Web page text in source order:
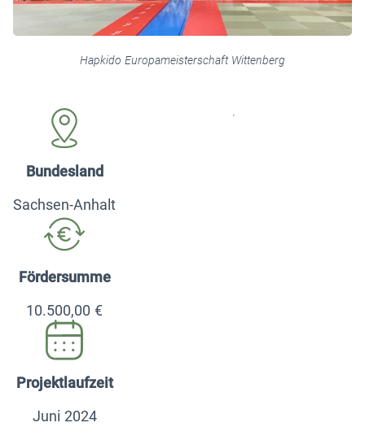
Hapkido Europameisterschaft Wittenberg
Bundesland
Sachsen-Anhalt
Fördersumme
10.500,00 €
Projektlaufzeit
Juni 2024